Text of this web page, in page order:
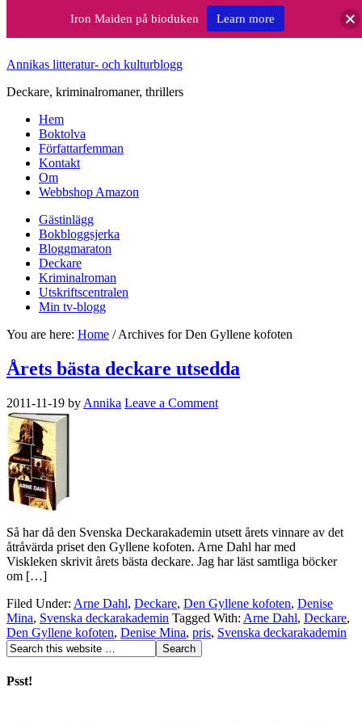
Annikas litteratur- och kulturblogg
Deckare, kriminalromaner, thrillers
Hem
Boktolva
Författarfemman
Kontakt
Om
Webbshop Amazon
Gästinlägg
Bokbloggsjerka
Bloggmaraton
Deckare
Kriminalroman
Utskriftscentralen
Min tv-blogg
You are here: Home /Archives for Den Gyllene kofoten
Årets bästa deckare utsedda
2011-11-19 by Annika Leave a Comment
Så har då den Svenska Deckarakademin utsett årets vinnare av det
åtråvärda priset den Gyllene kofoten. Arne Dahl har med
Viskleken skrivit årets bästa deckare. Jag har läst samtliga böcker
om […]
Filed Under: Arne Dahl, Deckare, Den Gyllene kofoten, Denise
Mina, Svenska deckarakademin Tagged With: Arne Dahl, Deckare,
Den Gyllene kofoten, Denise Mina, pris, Svenska deckarakademin
Psst!
Iron Maiden på bioduken Learn more